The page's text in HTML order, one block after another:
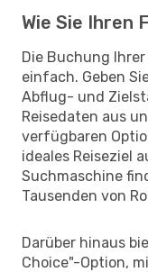
Wie Sie Ihren
Die Buchung
einfach. Geben
Abflug- und
Reisedaten aus
verfügbaren
ideales Reiseziel
Suchmaschine
Tausenden von
Darüber hinaus
Choice"-Option,